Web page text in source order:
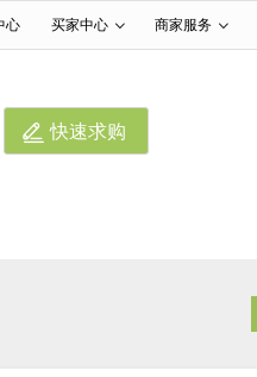
心 买家中心 商家服务
快速求购